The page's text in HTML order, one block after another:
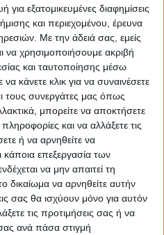
εξατομικευμένες διαφημίσεις
και περιεχομένου, έρευνα
Με την άδειά σας, εμείς
να χρησιμοποιήσουμε ακριβή
και ταυτοποίησης μέσω
κάνετε κλικ για να συναινέσετε
τους συνεργάτες μας όπως
μπορείτε να αποκτήσετε
και να αλλάξετε τις
ή να αρνηθείτε να
επεξεργασία των
να μην απαιτεί τη
δικαίωμα να αρνηθείτε αυτήν
σας θα ισχύουν μόνο για αυτόν
τις προτιμήσεις σας ή να
ανά πάσα στιγμή
θα μετέχουν
ομάδα της super
Παλαμά που
της ΕΠΣΚ
στον τελικό που
στο Δημοτικό
την εφημερίδα ΝΕΟΣ
News!